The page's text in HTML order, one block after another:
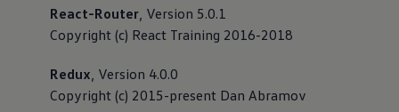
React-Router, Version 5.0.1
Copyright (c) React Training 2016-2018
Redux, Version 4.0.0
Copyright (c) 2015-present Dan Abramov